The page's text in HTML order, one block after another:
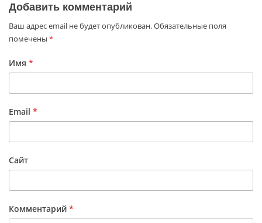
Добавить комментарий
Ваш адрес email не будет опубликован.Обязательные поля
помечены *
Имя *
Email *
Сайт
Комментарий *